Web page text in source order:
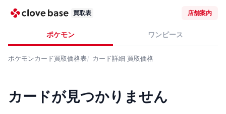
買取表 店舗案内
ポケモン ワンピース
ポケモンカード買取価格表 カード詳細 買取価格
カードが見つかりません